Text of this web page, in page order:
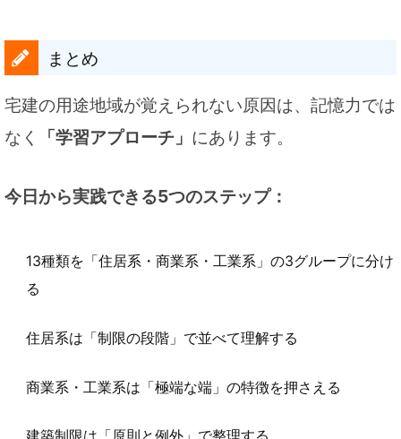
まとめ
宅建の用途地域が覚えられない原因は、記憶力では
なく
「学習アプローチ」 にあります。
今日から実践できる5つのステップ：
13種類を「住居系・商業系・工業系」の3グループに分け
る
住居系は「制限の段階」で並べて理解する
商業系・工業系は「極端な端」の特徴を押さえる